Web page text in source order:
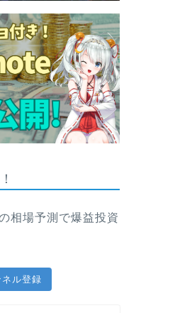
相場予測で爆益投資
ル登録